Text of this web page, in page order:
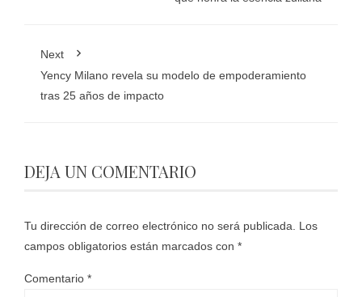
Next
Yency Milano revela su modelo de empoderamiento
tras 25 años de impacto
DEJA UN COMENTARIO
Tu dirección de correo electrónico no será publicada.
Los
campos obligatorios están marcados con *
Comentario *